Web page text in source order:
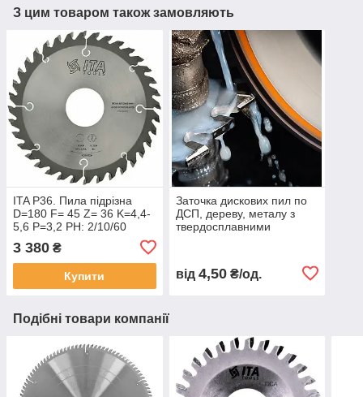
З цим товаром також замовляють
ITA P36. Пила підрізна
D=180 F= 45 Z= 36 K=4,4-
5,6 P=3,2 PH: 2/10/60
3 380 ₴
Купити
Заточка дискових пил по
ДСП, дереву, металу з
твердосплавними
від 4,50₴/од.
Подібні товари компанії